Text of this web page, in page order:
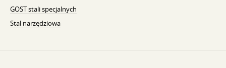
GOST stali specjalnych
Stal narzędziowa